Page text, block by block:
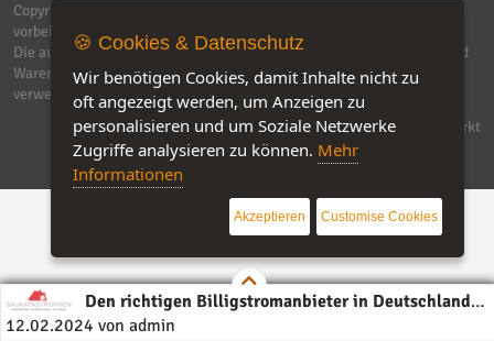
Den richtigen Billigstromanbieter in Deutschland
im Jahr 2024 finden? So geht's!
12.02.2024 von admin
Copyright © 2026
vorbehalten.
Die auf dieser Seite verwendeten Produktbezeichnungen, Namen und
Warenzeichen sind Eigentum der jeweiligen Firmen. Unser Portal
verwendet Affiliat-Links, für dir wir Geld erhalten.
Software by IQ-Markt
🍪 Cookies & Datenschutz
Wir benötigen Cookies, damit Inhalte nicht zu
oft angezeigt werden, um Anzeigen zu
personalisieren und um Soziale Netzwerke
Zugriffe analysieren zu können. Mehr
Informationen
Akzeptieren Customise Cookies